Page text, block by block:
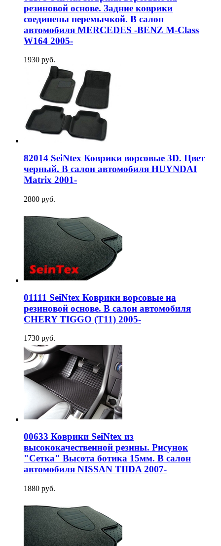
резиновой основе. Задние коврики
соединены перемычкой. В салон
автомобиля MERCEDES -BENZ M-Class
W164 2005-
1930 руб.
82014 SeiNtex Коврики ворсовые 3D. Цвет
черный. В салон автомобиля HUYNDAI
Matrix 2001-
2800 руб.
01111 SeiNtex Коврики ворсовые на
резиновой основе. В салон автомобиля
CHERY TIGGO (T11) 2005-
1730 руб.
00633 Коврики SeiNtex из
высококачественной резины. Рисунок
"Сетка" Высота ботика 15мм. В салон
автомобиля NISSAN TIIDA 2007-
1880 руб.